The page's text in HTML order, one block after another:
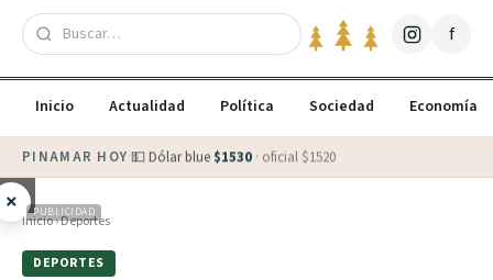
f
Inicio Actualidad Política Sociedad Economía
PINAMAR HOY·💵 Dólar blue $1530 · oficial $1520
× PUBLICIDAD
Inicio›Deportes
DEPORTES